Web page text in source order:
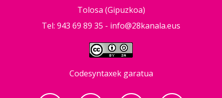
Tolosa (Gipuzkoa)
Tel: 943 69 89 35 - info@28kanala.eus
Codesyntaxek garatua